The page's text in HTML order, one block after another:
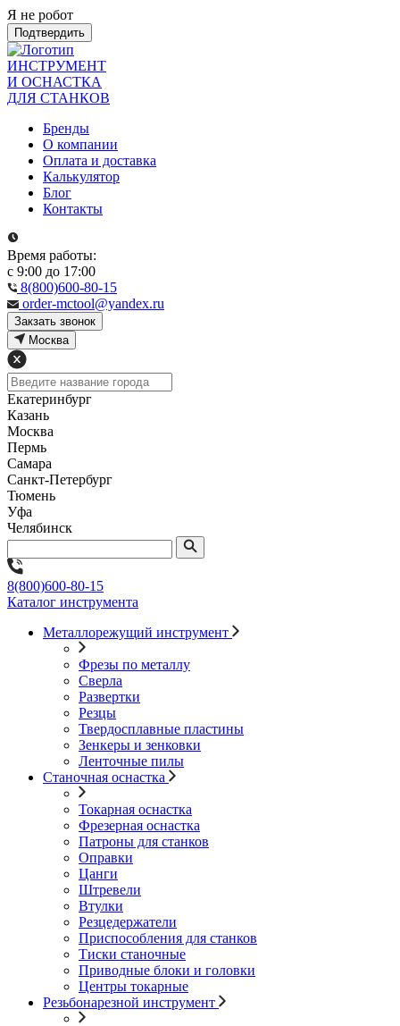
Я не робот
Подтвердить
ИНСТРУМЕНТ
И ОСНАСТКА
ДЛЯ СТАНКОВ
Бренды
О компании
Оплата и доставка
Калькулятор
Блог
Контакты
Время работы:
с 9:00 до 17:00
8(800)600-80-15
order-mctool@yandex.ru
Закзать звонок
Москва
Екатеринбург
Казань
Москва
Пермь
Самара
Санкт-Петербург
Тюмень
Уфа
Челябинск
8(800)600-80-15
Каталог инструмента
Металлорежущий инструмент
Фрезы по металлу
Сверла
Развертки
Резцы
Твердосплавные пластины
Зенкеры и зенковки
Ленточные пилы
Станочная оснастка
Токарная оснастка
Фрезерная оснастка
Патроны для станков
Оправки
Цанги
Штревели
Втулки
Резцедержатели
Приспособления для станков
Тиски станочные
Приводные блоки и головки
Центры токарные
Резьбонарезной инструмент